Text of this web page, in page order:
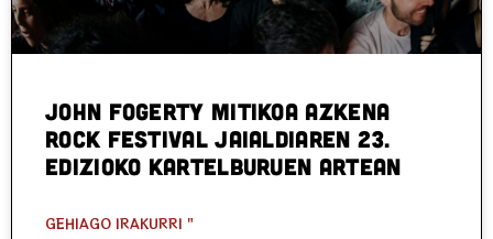
John Fogerty mitikoa Azkena
Rock Festival jaialdiaren 23.
edizioko kartelburuen artean
GEHIAGO IRAKURRI "